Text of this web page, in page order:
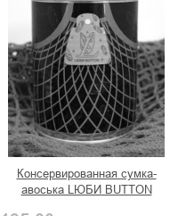
Консервированная сумка-
авоська LЮБИ BUTTON